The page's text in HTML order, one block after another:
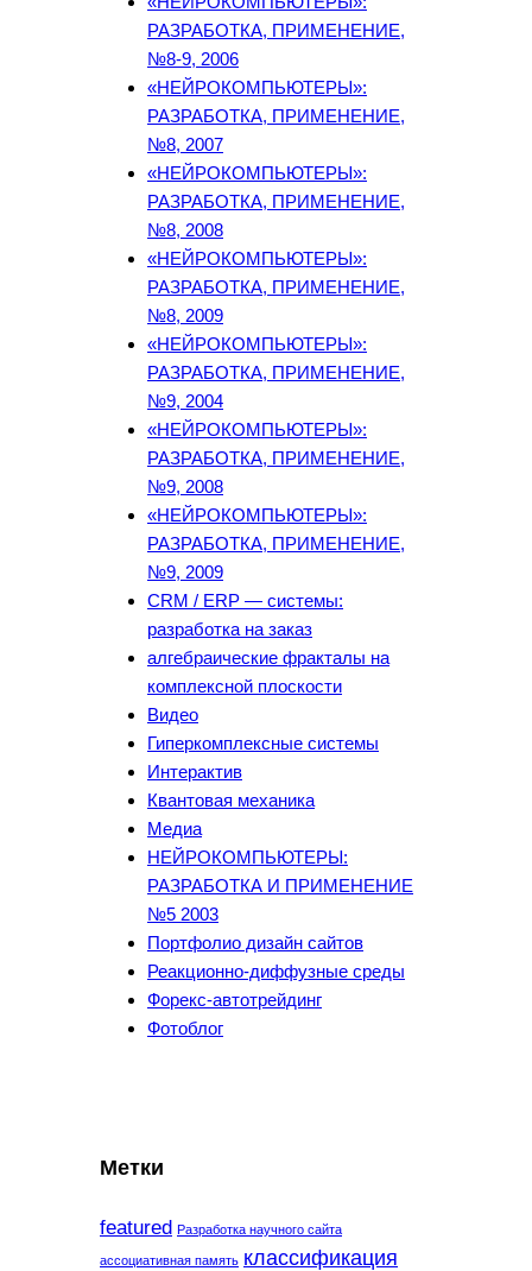
РАЗРАБОТКА, ПРИМЕНЕНИЕ,
№8-9, 2006
«НЕЙРОКОМПЬЮТЕРЫ»:
РАЗРАБОТКА, ПРИМЕНЕНИЕ,
№8, 2007
«НЕЙРОКОМПЬЮТЕРЫ»:
РАЗРАБОТКА, ПРИМЕНЕНИЕ,
№8, 2008
«НЕЙРОКОМПЬЮТЕРЫ»:
РАЗРАБОТКА, ПРИМЕНЕНИЕ,
№8, 2009
«НЕЙРОКОМПЬЮТЕРЫ»:
РАЗРАБОТКА, ПРИМЕНЕНИЕ,
№9, 2004
«НЕЙРОКОМПЬЮТЕРЫ»:
РАЗРАБОТКА, ПРИМЕНЕНИЕ,
№9, 2008
«НЕЙРОКОМПЬЮТЕРЫ»:
РАЗРАБОТКА, ПРИМЕНЕНИЕ,
№9, 2009
CRM / ERP — системы:
разработка на заказ
алгебраические фракталы на
комплексной плоскости
Видео
Гиперкомплексные системы
Интерактив
Квантовая механика
Медиа
НЕЙРОКОМПЬЮТЕРЫ:
РАЗРАБОТКА И ПРИМЕНЕНИЕ
№5 2003
Портфолио дизайн сайтов
Реакционно-диффузные среды
Форекс-автотрейдинг
Фотоблог
Метки
featured Разработка научного сайта
ассоциативная память классификация